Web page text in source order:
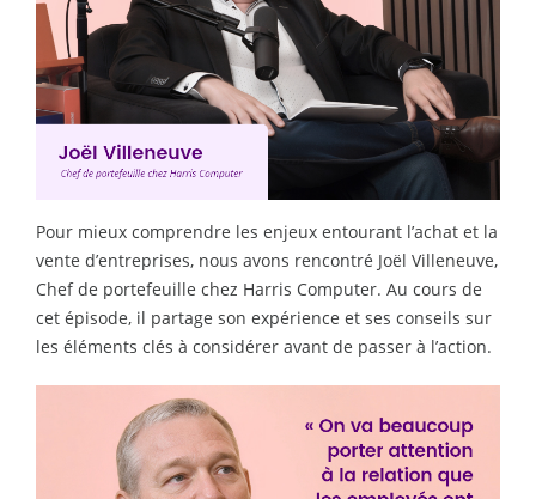
Pour mieux comprendre les enjeux entourant l’achat et la
vente d’entreprises, nous avons rencontré Joël Villeneuve,
Chef de portefeuille chez Harris Computer. Au cours de
cet épisode, il partage son expérience et ses conseils sur
les éléments clés à considérer avant de passer à l’action.